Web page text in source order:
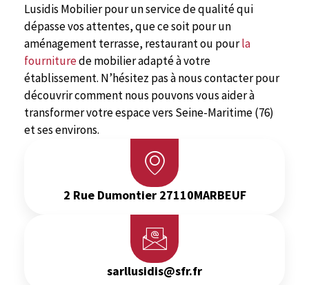
Lusidis Mobilier pour un service de qualité qui
dépasse vos attentes, que ce soit pour un
aménagement terrasse, restaurant ou pourla
fourniturede mobilier adapté à votre
établissement. N’hésitez pas à nous contacter pour
découvrir comment nous pouvons vous aider à
transformer votre espace vers Seine-Maritime (76)
et ses environs.
2 Rue Dumontier 27110MARBEUF
sarllusidis@sfr.fr